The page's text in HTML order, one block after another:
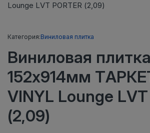
Категория:Виниловая плитка
Виниловая плитка
152x914мм
VINYL Lounge LVT
(2,09)